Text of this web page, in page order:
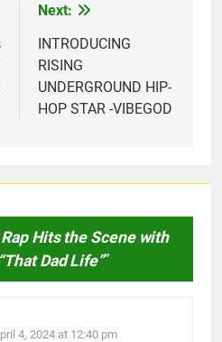
Next:
INTRODUCING
RISING
UNDERGROUND HIP-
HOP STAR -VIBEGOD
Hits the Scene with
Dad Life””
4, 2024 at 12:40 pm